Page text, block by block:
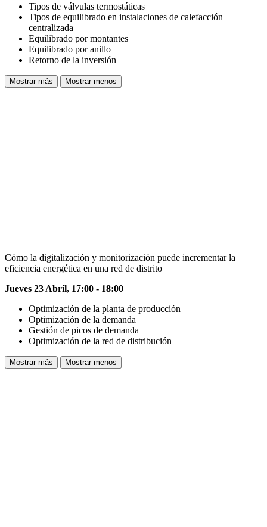
Tipos de válvulas termostáticas
Tipos de equilibrado en instalaciones de calefacción
centralizada
Equilibrado por montantes
Equilibrado por anillo
Retorno de la inversión
Mostrar más Mostrar menos
Cómo la digitalización y monitorización puede incrementar la
eficiencia energética en una red de distrito
Jueves 23 Abril, 17:00 - 18:00
Optimización de la planta de producción
Optimización de la demanda
Gestión de picos de demanda
Optimización de la red de distribución
Mostrar más Mostrar menos